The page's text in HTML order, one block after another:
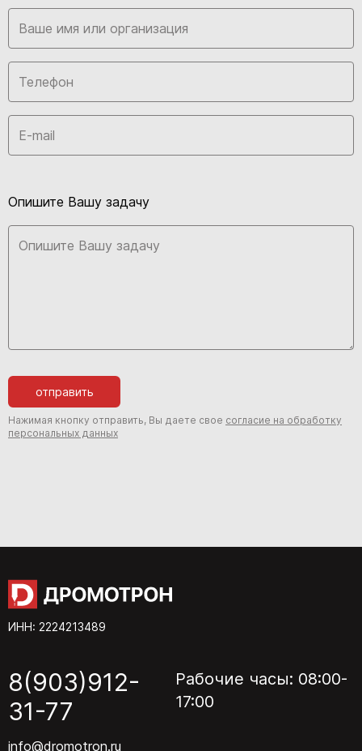
Опишите Вашу задачу
отправить
Нажимая кнопку отправить, Вы даете свое согласие на обработку
персональных данных
ИНН: 2224213489
8(903)912-
31-77
info@dromotron.ru
Рабочие часы: 08:00-
17:00